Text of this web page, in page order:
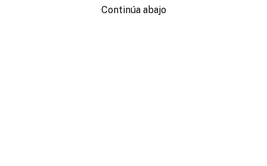
Continúa abajo